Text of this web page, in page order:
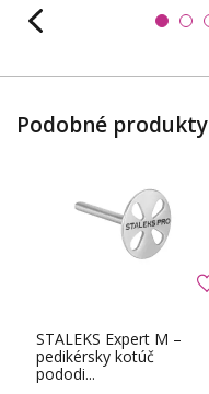
Podobné produkty
STALEKS Expert M –
pedikérsky kotúč
pododi...